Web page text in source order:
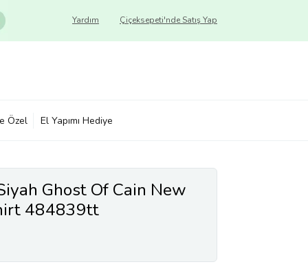
Çiçeksepeti'nde Satış Yap
Yardım
Özel El Yapımı Hediye
Ghost Of Cain New
484839tt